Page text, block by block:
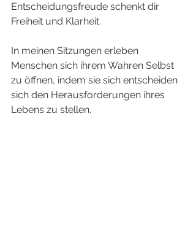
Entscheidungsfreude schenkt dir
Freiheit und Klarheit.
In meinen Sitzungen erleben
Menschen sich ihrem Wahren Selbst
zu öffnen, indem sie sich entscheiden
sich den Herausforderungen ihres
Lebens zu stellen.